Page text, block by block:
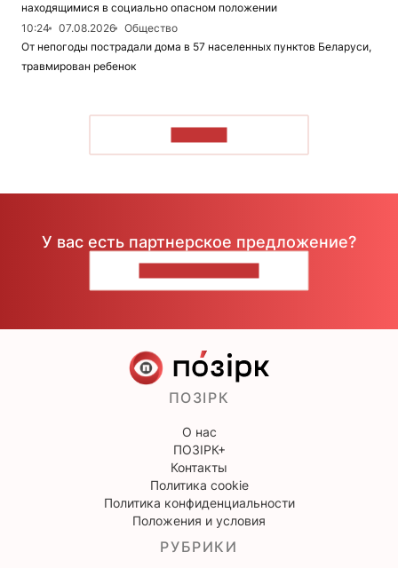
находящимися в социально опасном положении
10:24
07.08.2026
Общество
От непогоды пострадали дома в 57 населенных пунктов Беларуси,
травмирован ребенок
У вас есть партнерское предложение?
ПОЗІРК
О нас
ПОЗІРК+
Контакты
Политика cookie
Политика конфиденциальности
Положения и условия
РУБРИКИ